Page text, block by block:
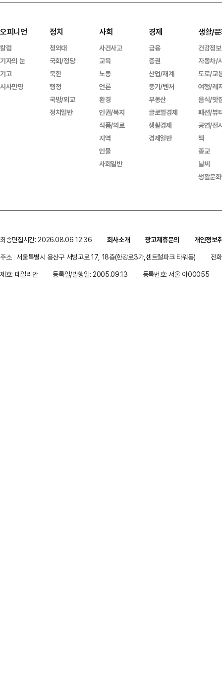
오피니언
칼럼
기자의 눈
기고
시사만평
정치
청와대
국회/정당
북한
행정
국방/외교
정치일반
사회
사건사고
교육
노동
언론
환경
인권/복지
식품/의료
지역
인물
사회일반
경제
금융
증권
산업/재계
중기/벤처
부동산
글로벌경제
생활경제
경제일반
생활/
건강정보
자동차/
도로/교
여행/레
음식/맛
패션/뷰
공연/전
책
종교
날씨
생활문
최종편집시간: 2026.08.06 12:36 회사소개 광고제휴문의
개인정보
주소 : 서울특별시 용산구 서빙고로 17, 18층(한강로3가,센트럴파크 타워동)
전
제호: 데일리안
등록일/발행일: 2005.09.13 등록번호: 서울 아00055